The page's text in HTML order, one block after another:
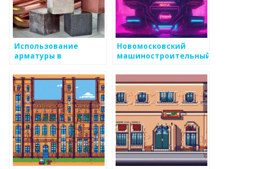
Использование
арматуры в
справочник по
металлам
Новомосковский
машиностроительный